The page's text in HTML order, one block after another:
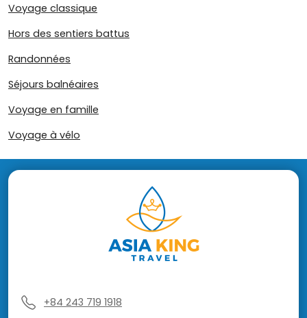
Voyage classique
Hors des sentiers battus
Randonnées
Séjours balnéaires
Voyage en famille
Voyage à vélo
+84 243 719 1918